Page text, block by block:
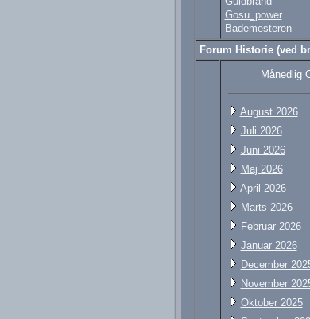
Gosu_power
Bademesteren
Forum Historie (ved
Månedlig
August 2026
Juli 2026
Juni 2026
Maj 2026
April 2026
Marts 2026
Februar 2026
Januar 2026
December
November
Oktober 2025